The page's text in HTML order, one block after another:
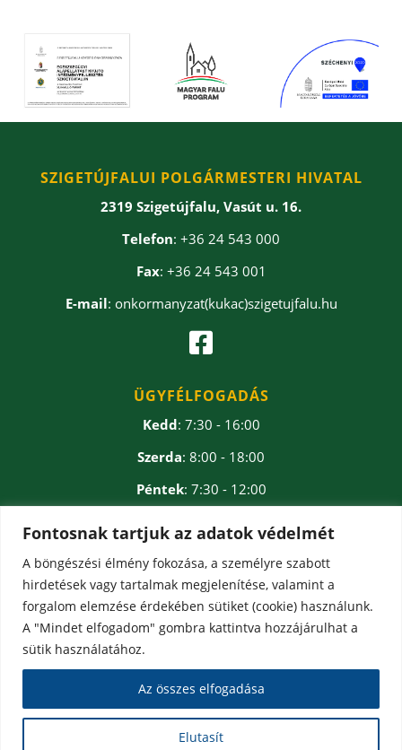
Fontosnak tartjuk az adatok védelmét
A böngészési élmény fokozása, a személyre szabott
hirdetések vagy tartalmak megjelenítése, valamint a
forgalom elemzése érdekében sütiket (cookie) használunk.
A "Mindet elfogadom" gombra kattintva hozzájárulhat a
sütik használatához.
Elutasít
Az összes elfogadása
SZIGETÚJFALUI POLGÁRMESTERI HIVATAL
2319 Szigetújfalu, Vasút u. 16.
Telefon: +36 24 543 000
Fax: +36 24 543 001
E-mail: onkormanyzat(kukac)szigetujfalu.hu

ÜGYFÉLFOGADÁS
Kedd: 7:30 - 16:00
Szerda: 8:00 - 18:00
Péntek: 7:30 - 12:00